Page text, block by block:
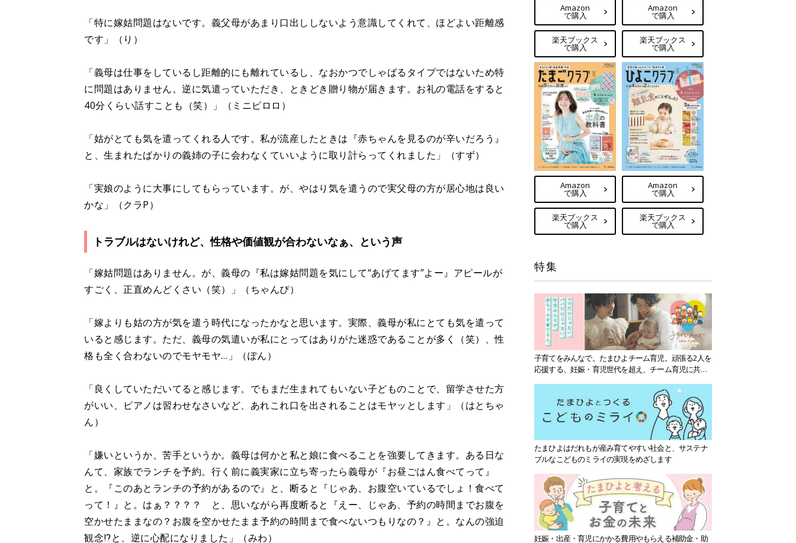
「特に嫁姑問題はないです。義父母があまり口出ししないよう意識してくれて、ほどよい距離感
です」（り）
「義母は仕事をしているし距離的にも離れているし、なおかつでしゃばるタイプではないため特
に問題はありません。逆に気遣っていただき、ときどき贈り物が届きます。お礼の電話をすると
40分くらい話すことも（笑）」（ミニピロロ）
「姑がとても気を遣ってくれる人です。私が流産したときは『赤ちゃんを見るのが辛いだろう』
と、生まれたばかりの義姉の子に会わなくていいように取り計らってくれました」（すず）
「実娘のように大事にしてもらっています。が、やはり気を遣うので実父母の方が居心地は良い
かな」（クラP）
トラブルはないけれど、性格や価値観が合わないなぁ、という声
「嫁姑問題はありません。が、義母の『私は嫁姑問題を気にして“あげてます”よー』アピールが
すごく、正直めんどくさい（笑）」（ちゃんぴ）
「嫁よりも姑の方が気を遣う時代になったかなと思います。実際、義母が私にとても気を遣って
いると感じます。ただ、義母の気遣いが私にとってはありがた迷惑であることが多く（笑）、性
格も全く合わないのでモヤモヤ…」（ぽん）
「良くしていただいてると感じます。でもまだ生まれてもいない子どものことで、留学させた方
がいい、ピアノは習わせなさいなど、あれこれ口を出されることはモヤッとします」（はとちゃ
ん）
「嫌いというか、苦手というか。義母は何かと私と娘に食べることを強要してきます。ある日な
んて、家族でランチを予約。行く前に義実家に立ち寄ったら義母が『お昼ごはん食べてって』
と。『このあとランチの予約があるので』と、断ると『じゃあ、お腹空いているでしょ！食べて
って！』と。はぁ？？？？ と、思いながら再度断ると『えー、じゃあ、予約の時間までお腹を
空かせたままなの？お腹を空かせたまま予約の時間まで食べないつもりなの？』と。なんの強迫
観念⁉と、逆に心配になりました」（みわ）
Amazon
で購入
楽天ブックス
で購入
Amazon
で購入
楽天ブックス
で購入
Amazon
で購入
楽天ブックス
で購入
Amazon
で購入
楽天ブックス
で購入
特集
子育てをみんなで。たまひよチーム育児。頑張る2人を
応援する、妊娠・育児世代を超え、チーム育児に共感
たまひよはだれもが産み育てやすい社会と、サステナ
ブルなこどものミライの実現をめざします
妊娠・出産・育児にかかる費用やもらえる補助金・助